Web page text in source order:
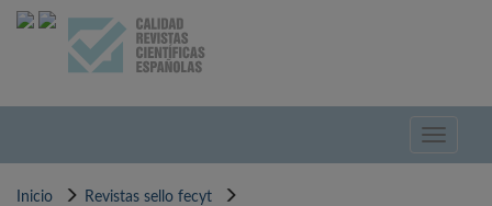
Pasar
Toggle
Inicio
Revistas sello fecyt